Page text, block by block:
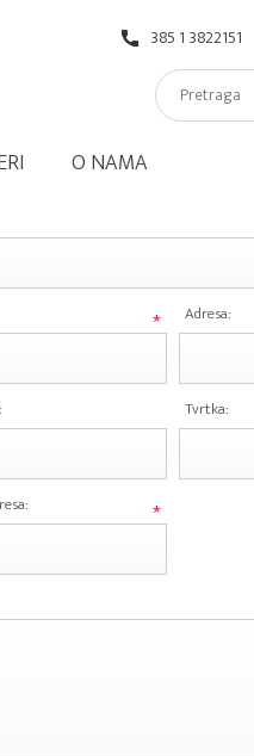
385 1 3822151
O NAMA
* Adresa:
Tvrtka:
*